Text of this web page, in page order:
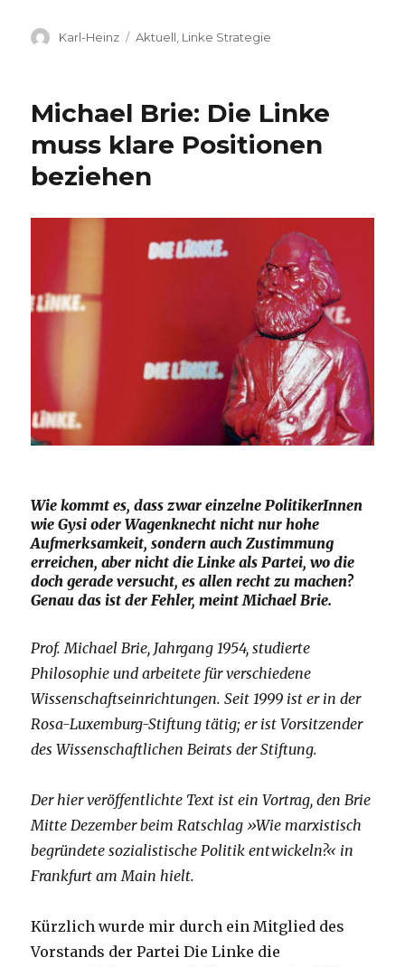
Autor
Karl-Heinz Kategorien
Aktuell Linke Strategie
Michael Brie: Die Linke
muss klare Positionen
beziehen
Wie kommt es, dass zwar einzelne PolitikerInnen
wie Gysi oder Wagenknecht nicht nur hohe
Aufmerksamkeit, sondern auch Zustimmung
erreichen, aber nicht die Linke als Partei, wo die
doch gerade versucht, es allen recht zu machen?
Genau das ist der Fehler, meint Michael Brie.
Prof. Michael Brie, Jahrgang 1954, studierte
Philosophie und arbeitete für verschiedene
Wissenschaftseinrichtungen. Seit 1999 ist er in der
Rosa-Luxemburg-Stiftung tätig; er ist Vorsitzender
des Wissenschaftlichen Beirats der Stiftung.
Der hier veröffentlichte Text ist ein Vortrag, den Brie
Mitte Dezember beim Ratschlag »Wie marxistisch
begründete sozialistische Politik entwickeln?« in
Frankfurt am Main hielt.
Kürzlich wurde mir durch ein Mitglied des
Vorstands der Partei Die Linke die